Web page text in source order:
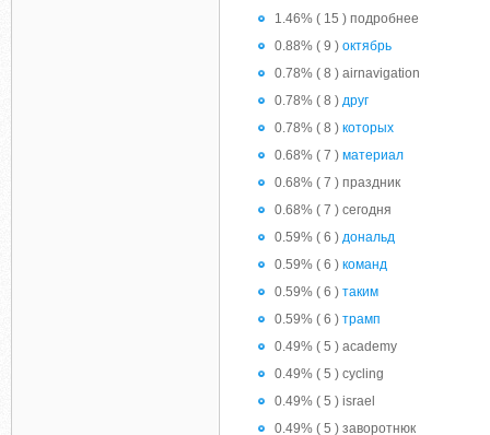
1.46% ( 15 ) подробнее
0.88% ( 9 ) октябрь
0.78% ( 8 ) airnavigation
0.78% ( 8 ) друг
0.78% ( 8 ) которых
0.68% ( 7 ) материал
0.68% ( 7 ) праздник
0.68% ( 7 ) сегодня
0.59% ( 6 ) дональд
0.59% ( 6 ) команд
0.59% ( 6 ) таким
0.59% ( 6 ) трамп
0.49% ( 5 ) academy
0.49% ( 5 ) cycling
0.49% ( 5 ) israel
0.49% ( 5 ) заворотнюк